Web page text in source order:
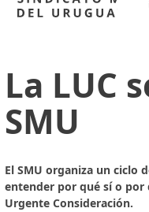
La LUC
SMU
El SMU organiza un ciclo
entender por qué sí o por
Urgente Consideración.